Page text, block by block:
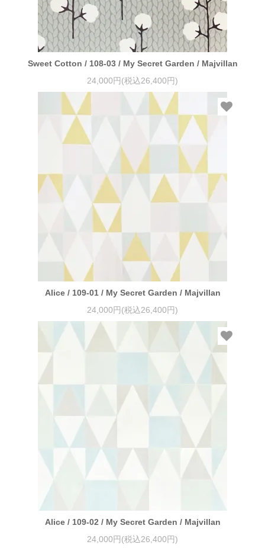
Sweet Cotton / 108-03 / My Secret Garden / Majvillan
24,000円(税込26,400円)
Alice / 109-01 / My Secret Garden / Majvillan
24,000円(税込26,400円)
Alice / 109-02 / My Secret Garden / Majvillan
24,000円(税込26,400円)